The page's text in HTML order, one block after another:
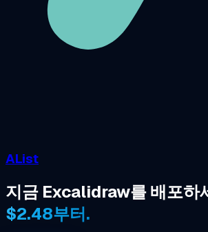
AList
지금 Excalidraw를 배포하
$2.48부터.